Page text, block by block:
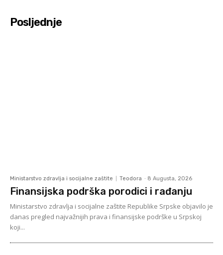
Posljednje
Ministarstvo zdravlja i socijalne zaštite Teodora - 8 Augusta, 2026
Finansijska podrška porodici i rađanju
Ministarstvo zdravlja i socijalne zaštite Republike Srpske objavilo je
danas pregled najvažnijih prava i finansijske podrške u Srpskoj
koji...